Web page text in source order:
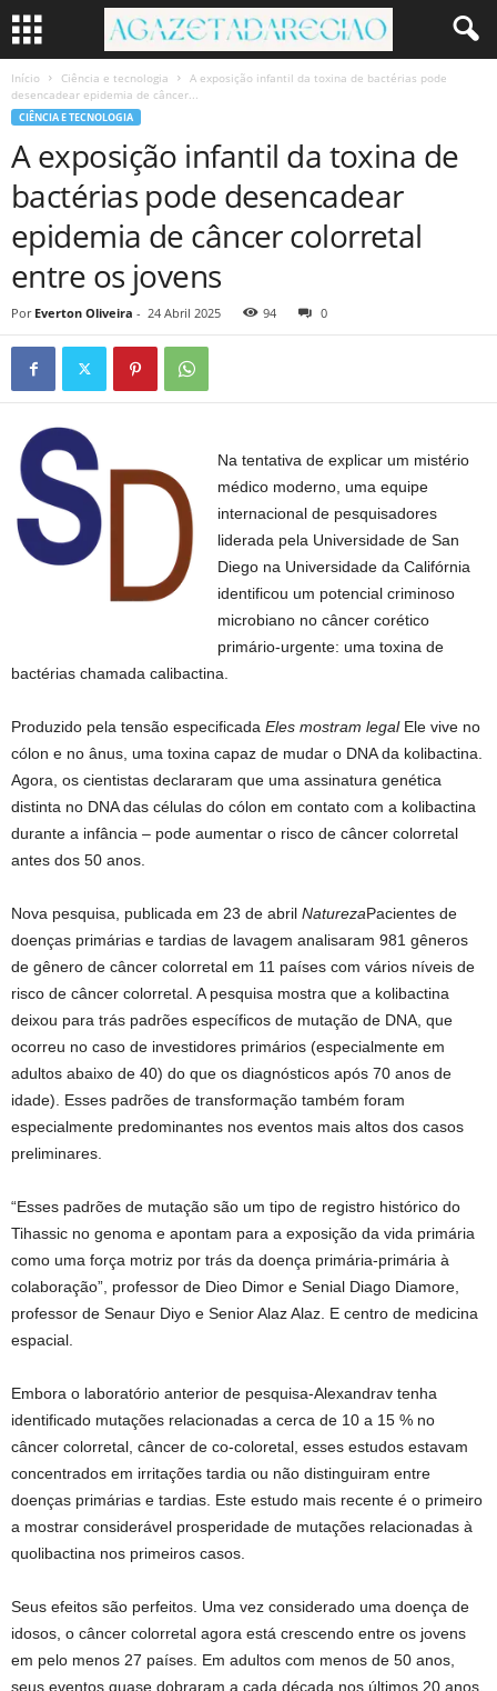
Início Ciência e tecnologia
A exposição infantil da toxina de bactérias pode
desencadear epidemia de câncer...
CIÊNCIA E TECNOLOGIA
A exposição infantil da toxina de
bactérias pode desencadear
epidemia de câncer colorretal
entre os jovens
Por Everton Oliveira - 24 Abril 2025 94 0
Na tentativa de explicar um mistério
médico moderno, uma equipe
internacional de pesquisadores
liderada pela Universidade de San
Diego na Universidade da Califórnia
identificou um potencial criminoso
microbiano no câncer corético
primário-urgente: uma toxina de
bactérias chamada calibactina.
Produzido pela tensão especificada Eles mostram legalEle vive no
cólon e no ânus, uma toxina capaz de mudar o DNA da kolibactina.
Agora, os cientistas declararam que uma assinatura genética
distinta no DNA das células do cólon em contato com a kolibactina
durante a infância – pode aumentar o risco de câncer colorretal
antes dos 50 anos.
Nova pesquisa, publicada em 23 de abril NaturezaPacientes de
doenças primárias e tardias de lavagem analisaram 981 gêneros
de gênero de câncer colorretal em 11 países com vários níveis de
risco de câncer colorretal. A pesquisa mostra que a kolibactina
deixou para trás padrões específicos de mutação de DNA, que
ocorreu no caso de investidores primários (especialmente em
adultos abaixo de 40) do que os diagnósticos após 70 anos de
idade). Esses padrões de transformação também foram
especialmente predominantes nos eventos mais altos dos casos
preliminares.
“Esses padrões de mutação são um tipo de registro histórico do
Tihassic no genoma e apontam para a exposição da vida primária
como uma força motriz por trás da doença primária-primária à
colaboração”, professor de Dieo Dimor e Senial Diago Diamore,
professor de Senaur Diyo e Senior Alaz Alaz. E centro de medicina
espacial.
Embora o laboratório anterior de pesquisa-Alexandrav tenha
identificado mutações relacionadas a cerca de 10 a 15 % no
câncer colorretal, câncer de co-coloretal, esses estudos estavam
concentrados em irritações tardia ou não distinguiram entre
doenças primárias e tardias. Este estudo mais recente é o primeiro
a mostrar considerável prosperidade de mutações relacionadas à
quolibactina nos primeiros casos.
Seus efeitos são perfeitos. Uma vez considerado uma doença de
idosos, o câncer colorretal agora está crescendo entre os jovens
em pelo menos 27 países. Em adultos com menos de 50 anos,
seus eventos quase dobraram a cada década nos últimos 20 anos.